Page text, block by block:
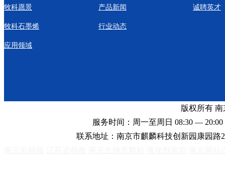
牧科愿景
牧科石墨烯
应用领域
产品新闻
行业动态
诚聘英才
版权所有
服务时间：周一至周日 08:30 —
联系地址：南京市麒麟科技创新园康园